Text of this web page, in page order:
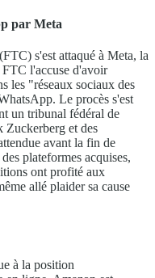
par Meta
s'est attaqué à Meta, la
l'accuse d'avoir
les "réseaux sociaux des
Le procès s'est
un tribunal fédéral de
Zuckerberg et des
avant la fin de
plateformes acquises,
ont profité aux
allé plaider sa cause
à la position